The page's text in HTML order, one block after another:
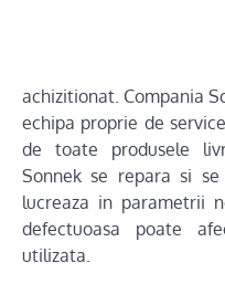
achizitionat. Compania
echipa proprie de
de toate produsele
Sonnek se repara si
lucreaza in parametrii
defectuoasa poate
utilizata.